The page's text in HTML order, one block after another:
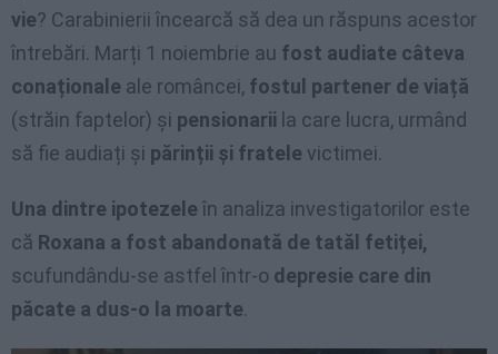
vie? Carabinierii încearcă să dea un răspuns acestor
întrebări. Marți 1 noiembrie au fost audiate câteva
conaționale ale româncei, fostul partener de viață
(străin faptelor) și pensionarii la care lucra, urmând
să fie audiați și părinții și fratele victimei.
Una dintre ipotezele în analiza investigatorilor este
că Roxana a fost abandonată de tatăl fetiței,
scufundându-se astfel într-o depresie care din
păcate a dus-o la moarte.